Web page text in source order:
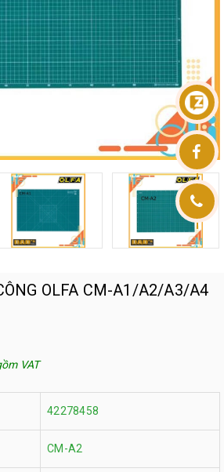
OLFA CM-A1/A2/A3/A4
VAT
42278458
CM-A2